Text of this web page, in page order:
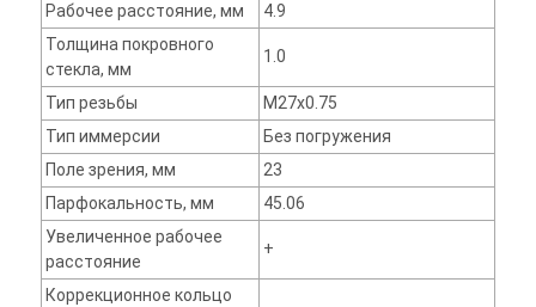
Рабочее расстояние, мм
4.9
Толщина покровного
стекла, мм
1.0
Тип резьбы
M27x0.75
Тип иммерсии
Без погружения
Поле зрения, мм
23
Парфокальность, мм
45.06
Увеличенное рабочее
расстояние
+
Коррекционное кольцо